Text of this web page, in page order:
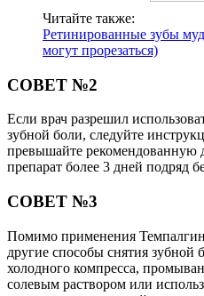
Читайте также:
Ретинированные зубы
могут прорезаться)
СОВЕТ №2
Если врач разрешил
зубной боли, следуйте
превышайте рекомендованную
препарат более 3 дней подряд
СОВЕТ №3
Помимо применения
другие способы снятия зубной
холодного компресса,
солевым раствором или